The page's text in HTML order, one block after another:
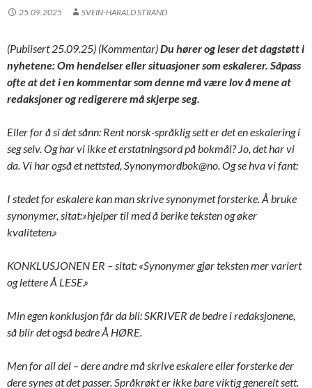
25.09.2025 SVEIN-HARALD STRAND
(Publisert 25.09.25) (Kommentar)Du hører og leser det dagstøtt i
nyhetene: Om hendelser eller situasjoner som eskalerer. Såpass
ofte at det i en kommentar som denne må være lov å mene at
redaksjoner og redigerere må skjerpe seg.
Eller for å si det sånn: Rent norsk-språklig sett er det en eskalering i
seg selv. Og har vi ikke et erstatningsord på bokmål? Jo, det har vi
da. Vi har også et nettsted, Synonymordbok@no. Og se hva vi fant:
I stedet for eskalere kan man skrive synonymet forsterke. Å bruke
synonymer, sitat:»hjelper til med å berike teksten og øker
kvaliteten.»
KONKLUSJONEN ER – sitat: «Synonymer gjør teksten mer variert
og lettere Å LESE.»
Min egen konklusjon får da bli: SKRIVER de bedre i redaksjonene,
så blir det også bedre Å HØRE.
Men for all del – dere andre må skrive eskalere eller forsterke der
dere synes at det passer. Språkrøkt er ikke bare viktig generelt sett.